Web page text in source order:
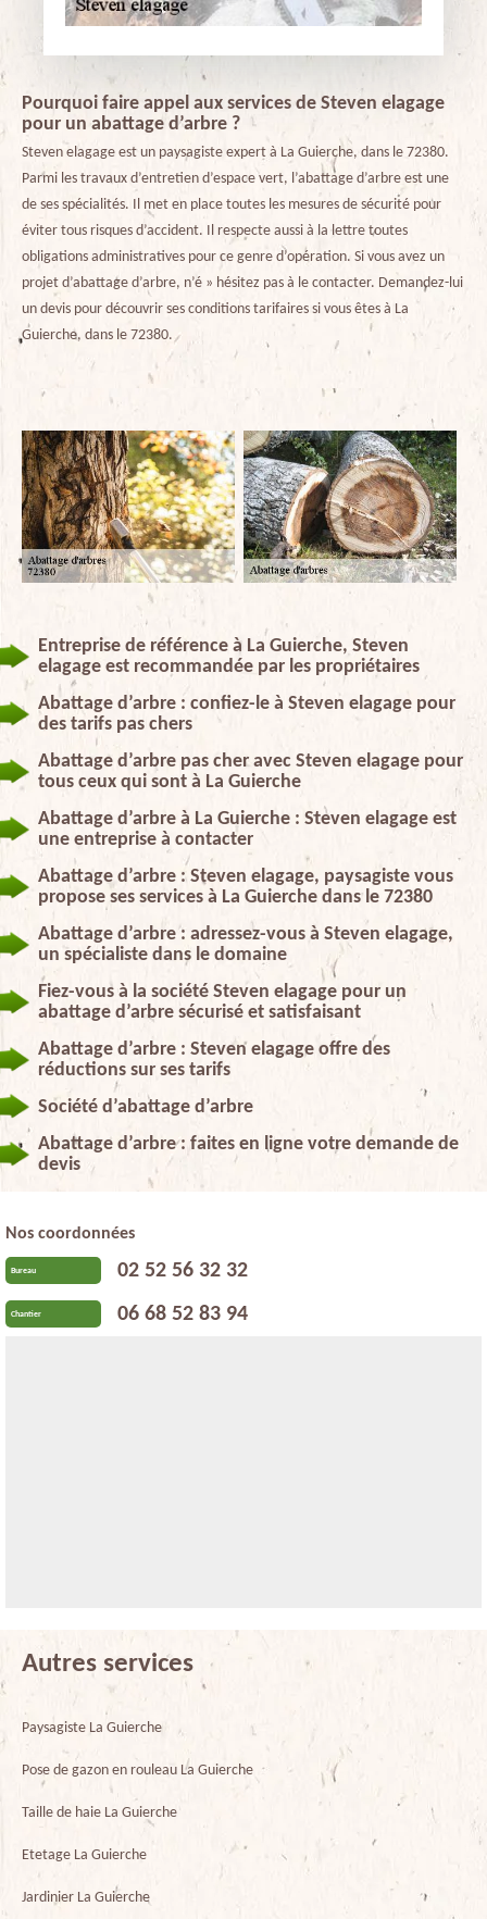
Pourquoi faire appel aux services de Steven elagage
pour un abattage d’arbre ?
Steven elagage est un paysagiste expert à La Guierche, dans le 72380.
Parmi les travaux d’entretien d’espace vert, l’abattage d’arbre est une
de ses spécialités. Il met en place toutes les mesures de sécurité pour
éviter tous risques d’accident. Il respecte aussi à la lettre toutes
obligations administratives pour ce genre d’opération. Si vous avez un
projet d’abattage d’arbre, n’é » hésitez pas à le contacter. Demandez-lui
un devis pour découvrir ses conditions tarifaires si vous êtes à La
Guierche, dans le 72380.
Entreprise de référence à La Guierche, Steven
elagage est recommandée par les propriétaires
Abattage d’arbre : confiez-le à Steven elagage pour
des tarifs pas chers
Abattage d’arbre pas cher avec Steven elagage pour
tous ceux qui sont à La Guierche
Abattage d’arbre à La Guierche : Steven elagage est
une entreprise à contacter
Abattage d’arbre : Steven elagage, paysagiste vous
propose ses services à La Guierche dans le 72380
Abattage d’arbre : adressez-vous à Steven elagage,
un spécialiste dans le domaine
Fiez-vous à la société Steven elagage pour un
abattage d’arbre sécurisé et satisfaisant
Abattage d’arbre : Steven elagage offre des
réductions sur ses tarifs
Société d’abattage d’arbre
Abattage d’arbre : faites en ligne votre demande de
devis
Nos coordonnées
Bureau 02 52 56 32 32
Chantier 06 68 52 83 94
Autres services
Paysagiste La Guierche
Pose de gazon en rouleau La Guierche
Taille de haie La Guierche
Etetage La Guierche
Jardinier La Guierche